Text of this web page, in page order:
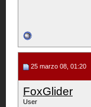
25 marzo 08, 01:20
FoxGlider
User